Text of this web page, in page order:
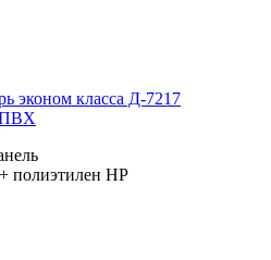
эконом класса Д-7217
ПВХ
полиэтилен НР